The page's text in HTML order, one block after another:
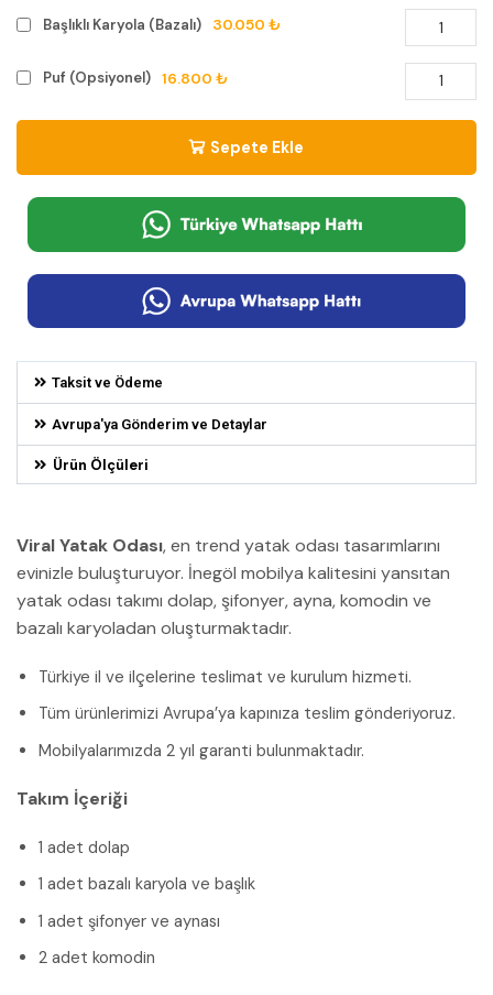
Başlıklı Karyola (Bazalı) 30.050 ₺
Puf (Opsiyonel) 16.800 ₺
Sepete Ekle
Taksit ve Ödeme
Avrupa'ya Gönderim ve Detaylar
Ürün Ölçüleri
Viral Yatak Odası, en trend yatak odası tasarımlarını
evinizle buluşturuyor. İnegöl mobilya kalitesini yansıtan
yatak odası takımı dolap, şifonyer, ayna, komodin ve
bazalı karyoladan oluşturmaktadır.
Türkiye il ve ilçelerine teslimat ve kurulum hizmeti.
Tüm ürünlerimizi Avrupa’ya kapınıza teslim gönderiyoruz.
Mobilyalarımızda 2 yıl garanti bulunmaktadır.
Takım İçeriği
1 adet dolap
1 adet bazalı karyola ve başlık
1 adet şifonyer ve aynası
2 adet komodin